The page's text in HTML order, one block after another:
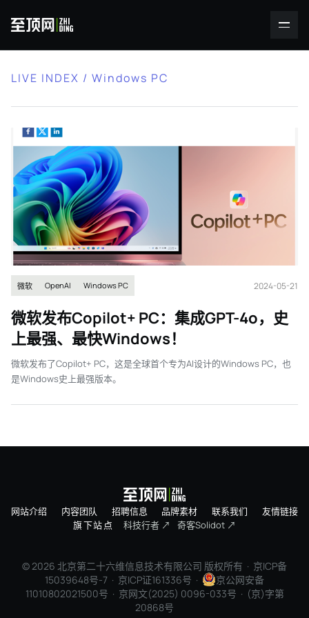
LIVE INDEX / Windows PC
微软 OpenAI Windows PC 2024-05-21
微软发布Copilot+ PC：集成GPT-4o，史
上最强、最快Windows！
微软发布了Copilot+ PC，这是全球首个专为AI设计的Windows PC，也
是Windows史上最强版本。
网站介绍 内容团队 招聘信息 品牌素材 联系我们
友情链接
旗下站点
科技行者 ↗ 奇客Solidot ↗
© 2026 北京第二十六维信息技术有限公司 版权所有 · 京ICP备
15039648号-7 · 京ICP证161336号 ·
京公网安备
11010802021500号 · 京网文(2025) 0096-033号 · (京)字第
20868号